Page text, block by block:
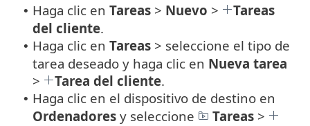
• Haga clic en Tareas > Nuevo >
Tareas
del cliente.
• Haga clic en Tareas > seleccione el tipo de
tarea deseado y haga clic en Nueva tarea
>
Tarea del cliente.
• Haga clic en el dispositivo de destino en
Ordenadores y seleccione Tareas >